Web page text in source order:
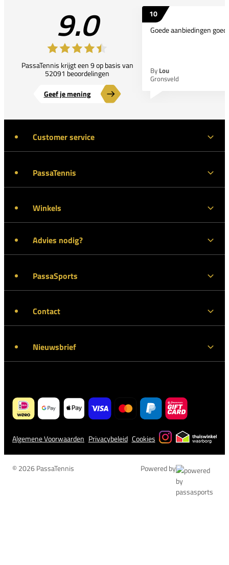
9.0
PassaTennis krijgt een 9 op basis van
52091 beoordelingen
Geef je mening
10
Goede aanbiedingen
By Lou
Gronsveld
Customer service
PassaTennis
Winkels
Advies nodig?
PassaSports
Contact
Nieuwsbrief
Algemene Voorwaarden Privacybeleid Cookies
© 2026 PassaTennis Powered by